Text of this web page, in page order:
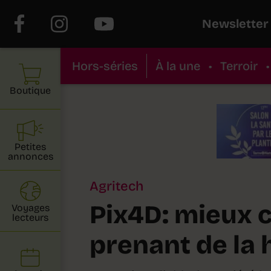
Newsletter
Hors-séries À la une • Terroir •
Agritech
Pix4D: mieux
prenant de la
Boutique
Petites
annonces
Voyages
lecteurs